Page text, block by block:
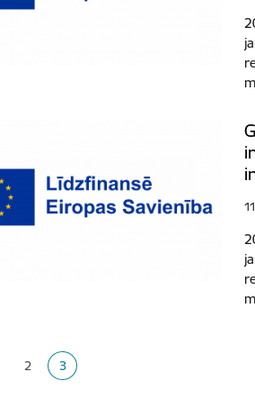
Lapa
2 Pašreizējā lapa
3